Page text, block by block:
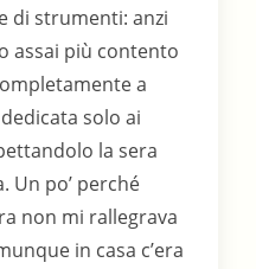
di strumenti: anzi
assai più contento
a
solo ai
la sera
Un po’ perché
non mi rallegrava
in casa c’era